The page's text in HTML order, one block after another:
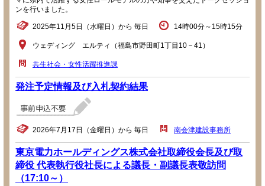
ンを行いました。
2025年11月5日（水曜日）から 毎日 14時00分～15時15分
ウェディング エルティ（福島市野田町1丁目10－41）
共生社会・女性活躍推進課
発注予定情報及び入札契約結果
2026年7月17日（金曜日）から 毎日 南会津建設事務所
東京電力ホールディングス株式会社取締役会長及び取
締役 代表執行役社長による議長・副議長表敬訪問
（17:10～）